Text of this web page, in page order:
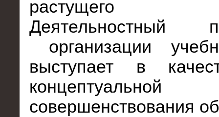
растущего
Деятельностный
организации
выступает в
совершенствования